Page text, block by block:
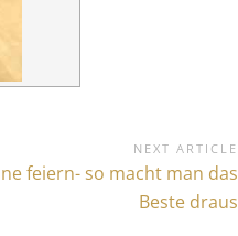
NEXT ARTICLE
feiern- so macht man das
Beste draus